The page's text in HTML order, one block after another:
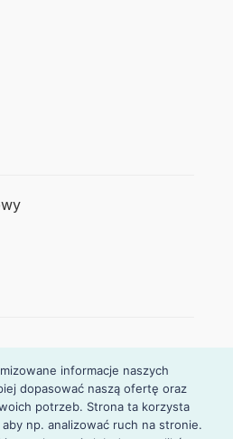
informacje naszych
dopasować naszą ofertę oraz
potrzeb. Strona ta korzysta
np. analizować ruch na stronie.